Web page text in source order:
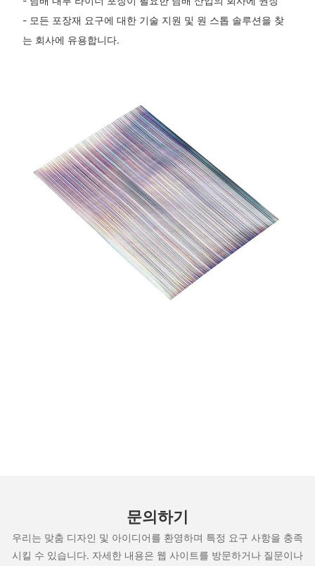
- 모든 포장재 요구에 대한 기술 지원 및 원 스톱 솔루션을 찾
는 회사에 유용합니다.
문의하기
우리는 맞춤 디자인 및 아이디어를 환영하며 특정 요구 사항을 충족
시킬 수 있습니다. 자세한 내용은 웹 사이트를 방문하거나 질문이나